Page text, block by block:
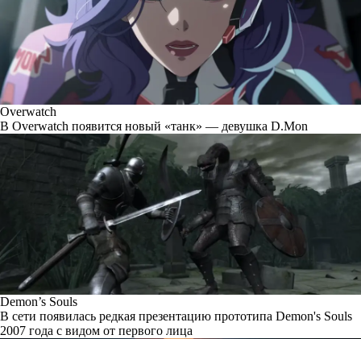
Overwatch
В Overwatch появится новый «танк» — девушка D.Mon
Demon’s Souls
В сети появилась редкая презентацию прототипа Demon's Souls
2007 года с видом от первого лица